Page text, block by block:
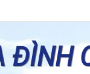
ĐÌNH